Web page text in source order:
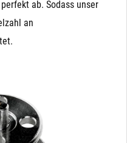
ab. Sodass unser
an